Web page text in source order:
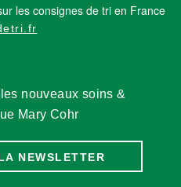
les consignes de tri en France
nouveaux soins &
Mary Cohr
NEWSLETTER